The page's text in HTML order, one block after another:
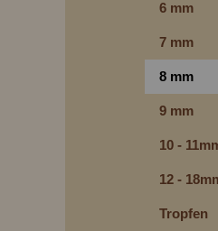
6 mm
7 mm
8 mm
9 mm
10 -
12 -
Tropfen